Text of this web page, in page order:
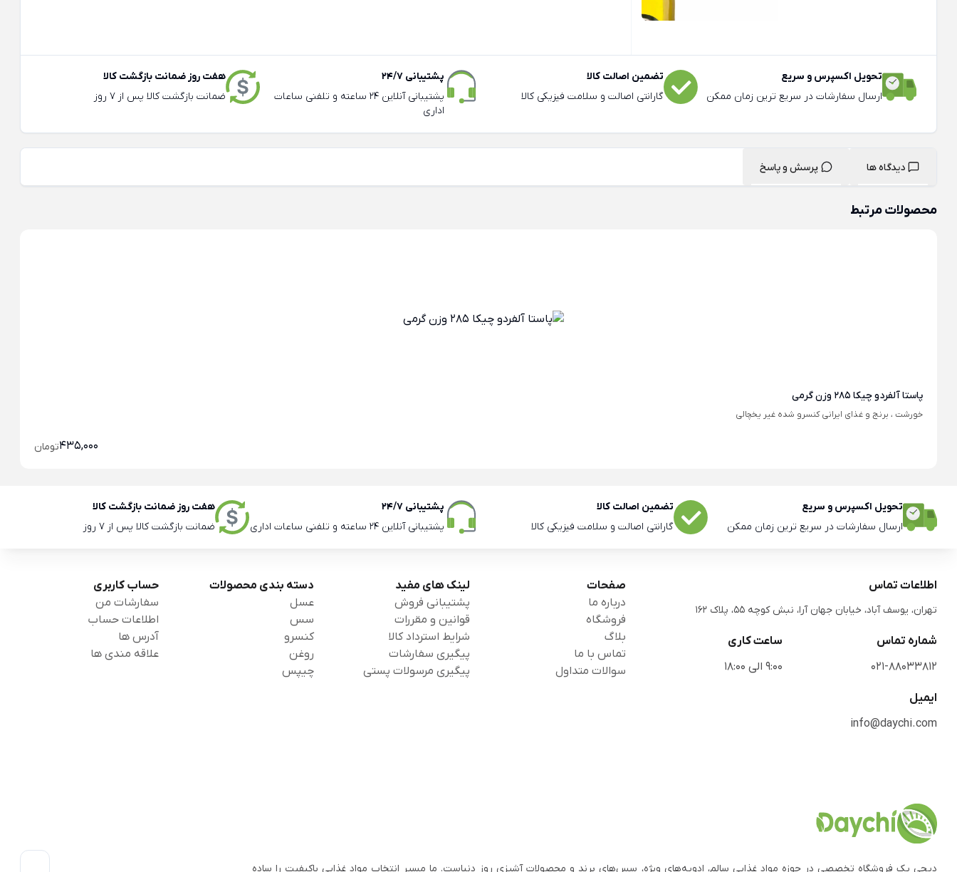
تحویل اکسپرس و سریع
ارسال سفارشات در سریع ترین زمان ممکن
تضمین اصالت کالا
گارانتی اصالت و سلامت فیزیکی کالا
پشتیبانی 24/7
پشتیبانی آنلاین 24 ساعته و تلفنی ساعات
اداری
هفت روز ضمانت بازگشت کالا
ضمانت بازگشت کالا پس از 7 روز
دیدگاه ها پرسش و پاسخ
محصولات مرتبط
پاستا آلفردو چیکا 285 وزن گرمی
خورشت ، برنج و غذای ایرانی کنسرو شده غیر یخچالی
435,000تومان
تحویل اکسپرس و سریع
ارسال سفارشات در سریع ترین زمان ممکن
تضمین اصالت کالا
گارانتی اصالت و سلامت فیزیکی کالا
پشتیبانی 24/7
پشتیبانی آنلاین 24 ساعته و تلفنی ساعات اداری
هفت روز ضمانت بازگشت کالا
ضمانت بازگشت کالا پس از 7 روز
اطلاعات تماس
تهران، یوسف آباد، خیابان جهان آرا، نبش کوچه 55، پلاک 162
شماره تماس
021-88033812
ساعت کاری
9:00 الی 18:00
ایمیل
info@daychi.com
صفحات
درباره ما
فروشگاه
بلاگ
تماس با ما
سوالات متداول
لینک های مفید
پشتیبانی فروش
قوانین و مقررات
شرایط استرداد کالا
پیگیری سفارشات
پیگیری مرسولات پستی
دسته بندی محصولات
عسل
سس
کنسرو
روغن
چیپس
حساب کاربری
سفارشات من
اطلاعات حساب
آدرس ها
علاقه مندی ها
دیچی یک فروشگاه تخصصی در حوزه مواد غذایی سالم، ادویه‌های ویژه، سس‌های برند و محصولات آشپزی روز دنیاست. ما مسیر انتخاب مواد غذایی باکیفیت را ساده